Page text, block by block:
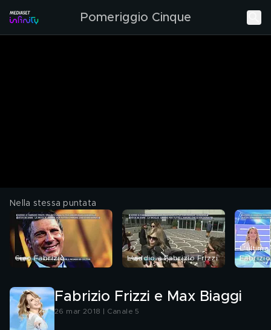
Pomeriggio Cinque
Nella stessa puntata
Ciao Fabrizio L'addio a Fabrizio Frizzi
L'ultima
Fabrizio Frizzi e Max Biaggi
26 mar 2018 | Canale 5